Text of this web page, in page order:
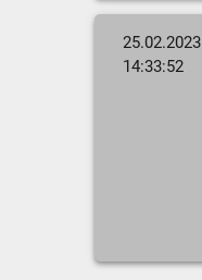
25.02.2023
14:33:52